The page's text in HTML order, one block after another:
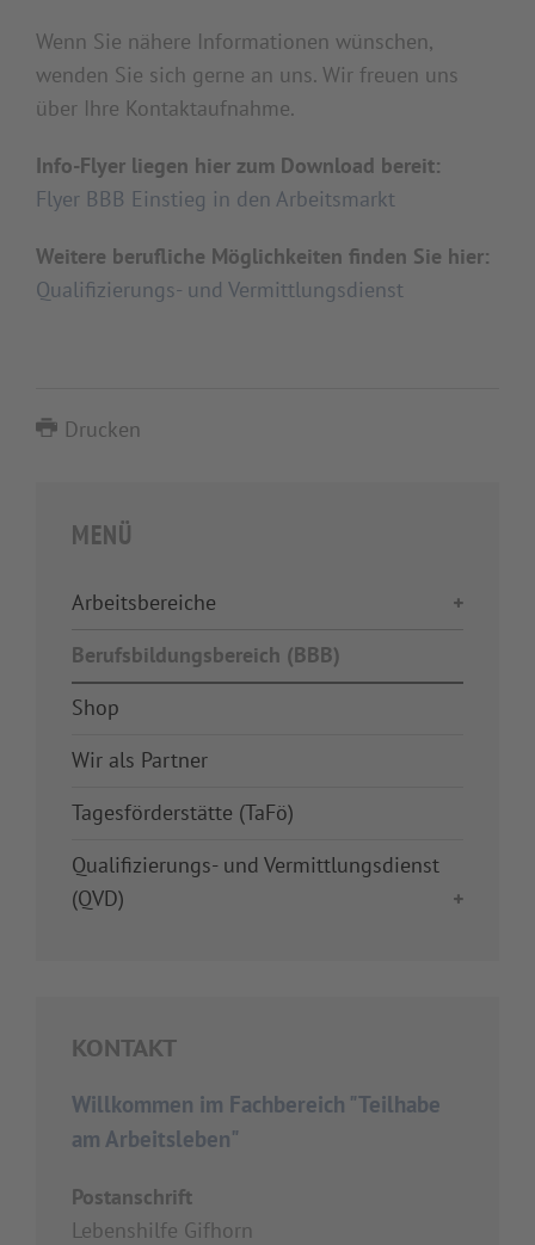
Wenn Sie nähere Informationen wünschen,
wenden Sie sich gerne an uns. Wir freuen uns
über Ihre Kontaktaufnahme.
Info-Flyer liegen hier zum Download bereit:
Flyer BBB Einstieg in den Arbeitsmarkt
Weitere berufliche Möglichkeiten finden Sie hier:
Qualifizierungs- und Vermittlungsdienst
Drucken
MENÜ
Arbeitsbereiche
Berufsbildungsbereich (BBB)
Shop
Wir als Partner
Tagesförderstätte (TaFö)
Qualifizierungs- und Vermittlungsdienst
(QVD)
KONTAKT
Willkommen im Fachbereich "Teilhabe
am Arbeitsleben"
Postanschrift
Lebenshilfe Gifhorn